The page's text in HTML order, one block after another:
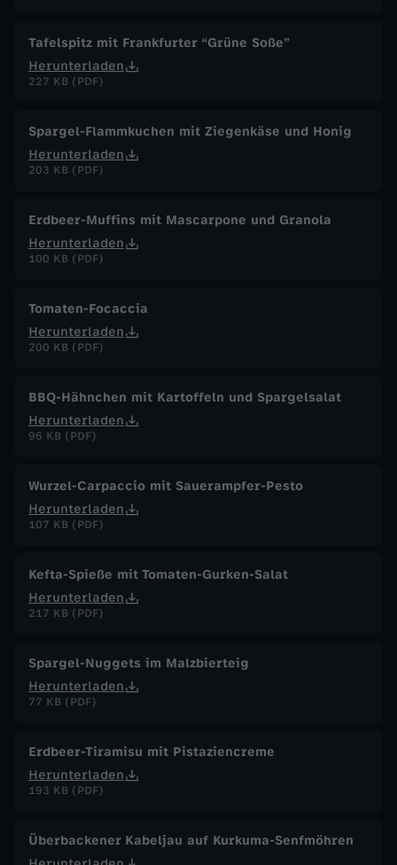
Tafelspitz mit Frankfurter “Grüne Soße”
Herunterladen
227 KB (PDF)
Spargel-Flammkuchen mit Ziegenkäse und Honig
Herunterladen
203 KB (PDF)
Erdbeer-Muffins mit Mascarpone und Granola
Herunterladen
100 KB (PDF)
Tomaten-Focaccia
Herunterladen
200 KB (PDF)
BBQ-Hähnchen mit Kartoffeln und Spargelsalat
Herunterladen
96 KB (PDF)
Wurzel-Carpaccio mit Sauerampfer-Pesto
Herunterladen
107 KB (PDF)
Kefta-Spieße mit Tomaten-Gurken-Salat
Herunterladen
217 KB (PDF)
Spargel-Nuggets im Malzbierteig
Herunterladen
77 KB (PDF)
Erdbeer-Tiramisu mit Pistaziencreme
Herunterladen
193 KB (PDF)
Überbackener Kabeljau auf Kurkuma-Senfmöhren